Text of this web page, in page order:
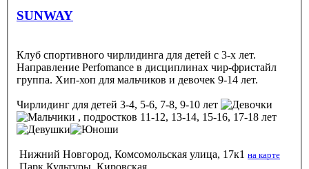
SUNWAY
Клуб спортивного чирлидинга для детей с 3-х лет.
Направление Perfomance в дисциплинах чир-фристайл
группа. Хип-хоп для мальчиков и девочек 9-14 лет.
Чирлидинг для детей 3-4, 5-6, 7-8, 9-10 лет
, подростков 11-12, 13-14, 15-16, 17-18 лет
Нижний Новгород, Комсомольская улица, 17к1 на карте
Парк Культуры, Кировская